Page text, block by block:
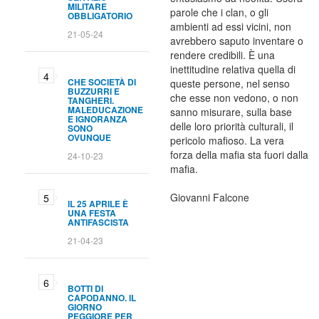
MILITARE
OBBLIGATORIO
21-05-24
CHE SOCIETÀ DI
BUZZURRI E
TANGHERI.
MALEDUCAZIONE
E IGNORANZA
SONO
OVUNQUE
24-10-23
IL 25 APRILE È
UNA FESTA
ANTIFASCISTA
21-04-23
BOTTI DI
CAPODANNO. IL
GIORNO
PEGGIORE PER
parole che i clan, o gli
ambienti ad essi vicini, non
avrebbero saputo inventare o
rendere credibili. È una
inettitudine relativa quella di
queste persone, nel senso
che esse non vedono, o non
sanno misurare, sulla base
delle loro priorità culturali, il
pericolo mafioso. La vera
forza della mafia sta fuori dalla
mafia.
Giovanni Falcone